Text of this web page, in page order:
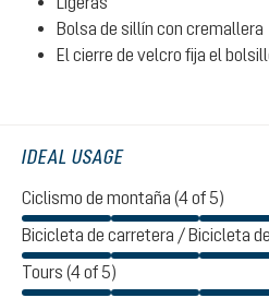
Bolsa de sillín con cremallera
El cierre de velcro fija el
IDEAL USAGE
Ciclismo de montaña (4 of 5)
Bicicleta de carretera / Bicicleta
Tours (4 of 5)